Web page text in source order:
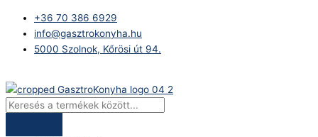
content
+36 70 386 6929
info@gasztrokonyha.hu
5000 Szolnok, Kőrösi út 94.
search
Q70GR/G408
gázüzemű
egy
olajsütő
ÚJ
mennyiség